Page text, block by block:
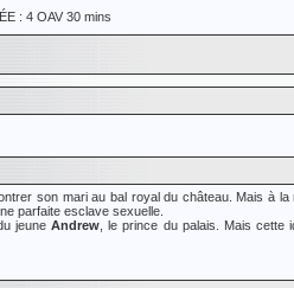
: 4 OAV 30 mins
son mari au bal royal du château. Mais à
parfaite esclave sexuelle.
jeuneAndrew , le prince du palais. Mais